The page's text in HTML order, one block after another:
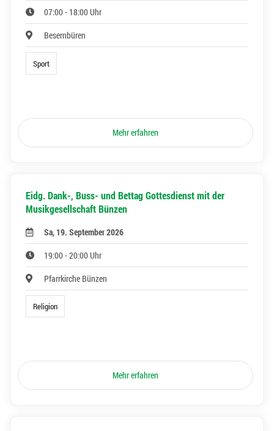
07:00 - 18:00 Uhr
Besernbüren
Sport
Mehr erfahren
Eidg. Dank-, Buss- und Bettag Gottesdienst mit der
Musikgesellschaft Bünzen
Sa, 19. September 2026
19:00 - 20:00 Uhr
Pfarrkirche Bünzen
Religion
Mehr erfahren